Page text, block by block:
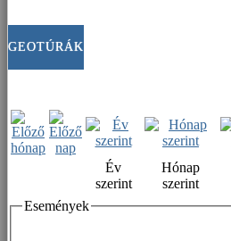
GEOTÚRÁK
Év
szerint
Hónap
szerint
Események